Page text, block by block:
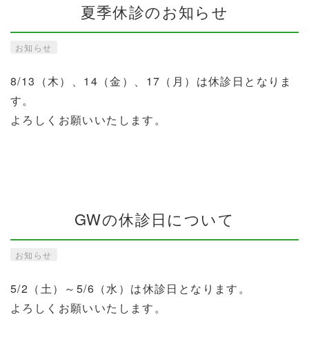
夏季休診のお知らせ
お知らせ
8/13（木）、14（金）、17（月）は休診日となりま
す。
よろしくお願いいたします。
GWの休診日について
お知らせ
5/2（土）～5/6（水）は休診日となります。
よろしくお願いいたします。